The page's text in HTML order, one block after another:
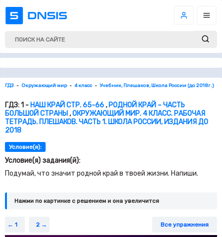
ГДЗ Окружающий мир 4 класс Учебник, Плешаков, Школа России (до 2018г.)
ГДЗ: 1 - НАШ КРАЙ СТР. 65-66, РОДНОЙ КРАЙ – ЧАСТЬ
БОЛЬШОЙ СТРАНЫ,ОКРУЖАЮЩИЙ МИР. 4 КЛАСС. РАБОЧАЯ
ТЕТРАДЬ. ПЛЕШАКОВ. ЧАСТЬ 1. ШКОЛА РОССИИ, ИЗДАНИЯ ДО
2018
Условие(я):
Условие(я) задания(й):
Подумай, что значит родной край в твоей жизни. Напиши.
Нажми по картинке c решением и она увеличится
1 2 Все упражнения